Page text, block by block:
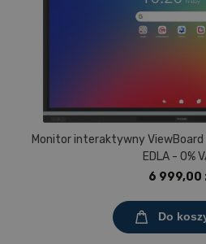
Monitor interaktywny ViewBoard IFP8651 -
EDLA - 0%
6 999,00
Do